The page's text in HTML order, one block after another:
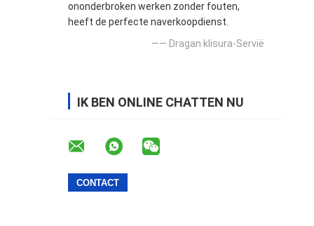
ononderbroken werken zonder fouten,
heeft de perfecte naverkoopdienst.
—— Dragan klisura-Servië
IK BEN ONLINE CHATTEN NU